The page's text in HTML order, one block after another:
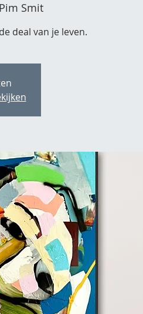
Smit
deal van je leven.